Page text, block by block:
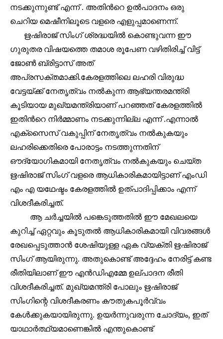
Join our community of
SUBSCRIBERS and be part of the
conversation.
To subscribe, simply enter your email address on our website
or click the subscribe button below. Don't worry, we respect
your privacy and won't spam your inbox. Your information is
safe with us.
32,111 32,214
Followers
11,243
നടക്കുന്നുണ്ട് എന്ന് . അതിൻറെ ഉൽപാദനം ഒരു
ചെറിയ മെഷീനിലൂടെ വളരെ എളുപ്പമാണെന്ന്.
ഋഷിരാജ് സിംഗ് ശ്രദ്ധയിൽ കൊണ്ടുവന്ന ഈ
ഗുരുതര വിഷയത്തെ തമാശ രൂപേണ വഴിതിരിച്ച് വിട്ട്
ജോൺ ബ്രിട്ടാസ് അത്
അപ്രസക്തമാക്കി.കേരളത്തിലെ ലഹരി വിരുദ്ധ
വേട്ടയ്ക്ക് നേതൃത്വം നൽകുന്ന ആഭ്യന്തരമന്ത്രി
കൂടിയായ മുഖ്യമന്ത്രിയാണ് പറഞ്ഞത് കേരളത്തിൽ
ഇതിൻറെ നിർമ്മാണം നടക്കുന്നില്ല എന്ന് .എന്നാൽ
എക്സൈസ് വകുപ്പിന് നേതൃത്വം നൽകുകയും
ലഹരിക്കെതിരെ പോരാട്ടം നടത്തുന്നതിന്
ഔദ്യോഗികമായി നേതൃത്വം നൽകുകയും ചെയ്ത
ഋഷിരാജ് സിംഗ് വളരെ ആധികാരികമായിട്ടാണ് എംഡി
എം എ യഥേഷ്ടം കേരളത്തിൽ ഉത്പാദിപ്പിക്കാം എന്ന്
വിശദീകരിച്ചത്.
ആ ചർച്ചയിൽ പങ്കെടുത്തതിൽ ഈ മേഖലയെ
കുറിച്ച് ഏറ്റവും കൂടുതൽ ആധികാരികമായി വിവരങ്ങൾ
രേഖപ്പെടുത്താൻ ശേഷിയുള്ള ഏക വ്യക്തി ഋഷിരാജ്
സിംഗ് ആയിരുന്നു. അതുകൊണ്ട് അദ്ദേഹം നേരിട്ട് കണ്ട
രീതിയിലാണ് ഈ എൻഡിഎമ്മേ ഉല്പാദന രീതി
വിശദീകരിച്ചത്. മുഖ്യമന്ത്രി പോലും ഋഷിരാജ്
സിംഗിന്റെ വിശദീകരണം കൗതുകപൂർവ്വം
കേൾക്കുകയായിരുന്നു. ഉയർന്നുവരുന്ന ചോദ്യം, ഇത്
യാഥാർത്ഥ്യമാണെങ്കിൽ എന്തുകൊണ്ട്